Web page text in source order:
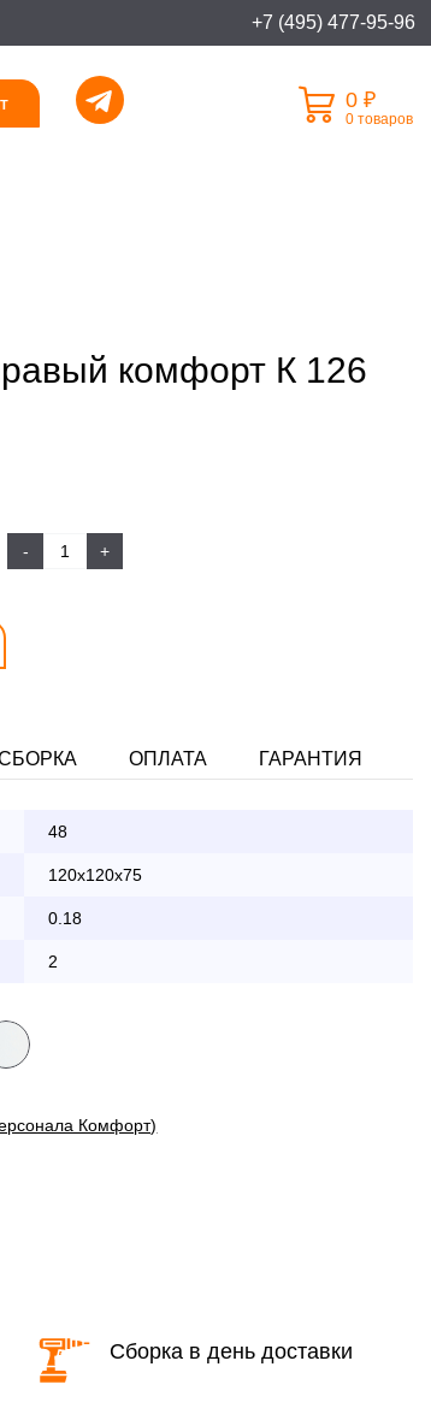
+7 (495) 477-95-96
0 ₽
0 товаров
комфорт К 126
- +
ОПЛАТА ГАРАНТИЯ
48
120x120x75
0.18
2 в будние дни
и вечернее время
картой
Комфорт)
Сборка в день доставки